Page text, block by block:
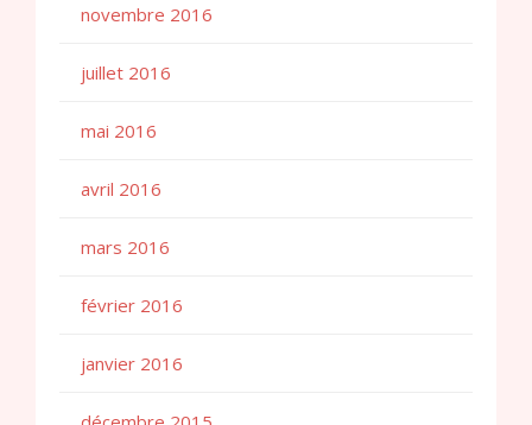
novembre 2016
juillet 2016
mai 2016
avril 2016
mars 2016
février 2016
janvier 2016